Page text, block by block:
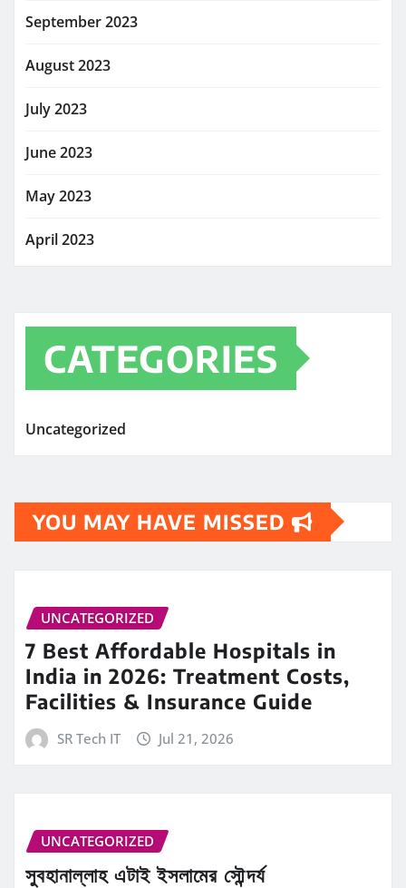
September 2023
August 2023
July 2023
June 2023
May 2023
April 2023
CATEGORIES
Uncategorized
YOU MAY HAVE MISSED
UNCATEGORIZED
7 Best Affordable Hospitals in
India in 2026: Treatment Costs,
Facilities & Insurance Guide
SR Tech IT Jul 21, 2026
UNCATEGORIZED
সুবহানাল্লাহ এটাই ইসলামের সৌন্দর্য